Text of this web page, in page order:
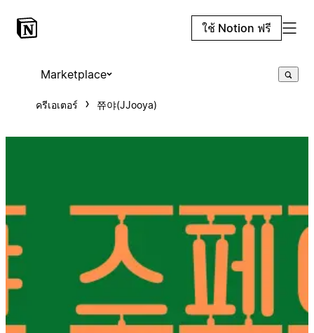
ใช้ Notion ฟรี
Marketplace
ครีเอเตอร์ 쮸야(JJooya)